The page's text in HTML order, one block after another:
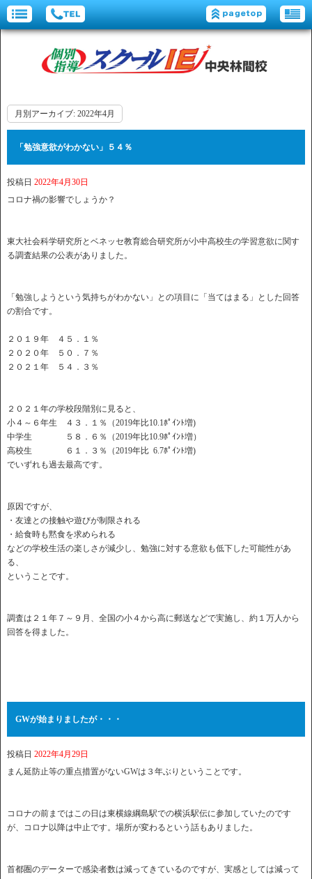
月別アーカイブ: 2022年4月
「勉強意欲がわかない」５４％
投稿日 2022年4月30日
コロナ禍の影響でしょうか？
東大社会科学研究所とベネッセ教育総合研究所が小中高校生の学習意欲に関す
る調査結果の公表がありました。
「勉強しようという気持ちがわかない」との項目に「当てはまる」とした回答
の割合です。
２０１９年 ４５．１％
２０２０年 ５０．７％
２０２１年 ５４．３％
２０２１年の学校段階別に見ると、
小４～６年生 ４３．１％（2019年比10.1ﾎﾟｲﾝﾄ増)
中学生 ５８．６％（2019年比10.9ﾎﾟｲﾝﾄ増）
高校生 ６１．３％（2019年比 6.7ﾎﾟｲﾝﾄ増)
でいずれも過去最高です。
原因ですが、
・友達との接触や遊びが制限される
・給食時も黙食を求められる
などの学校生活の楽しさが減少し、勉強に対する意欲も低下した可能性があ
る、
ということです。
調査は２１年７～９月、全国の小４から高に郵送などで実施し、約１万人から
回答を得ました。
GWが始まりましたが・・・
投稿日 2022年4月29日
まん延防止等の重点措置がないGWは３年ぶりということです。
コロナの前まではこの日は東横線綱島駅での横浜駅伝に参加していたのです
が、コロナ以降は中止です。場所が変わるという話もありました。
首都圏のデーターで感染者数は減ってきているのですが、実感としては減って